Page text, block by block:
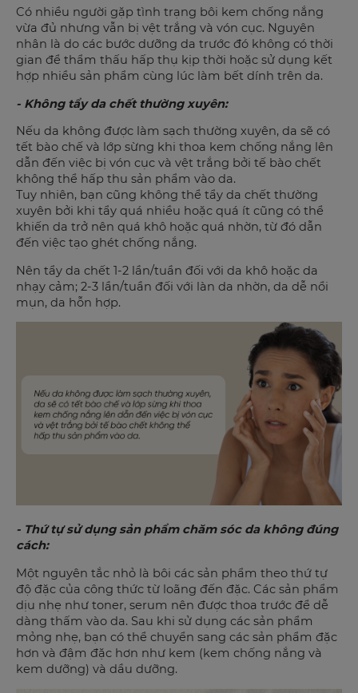
Có nhiều người gặp tình trạng bôi kem chống nắng
vừa đủ nhưng vẫn bị vệt trắng và vón cục. Nguyên
nhân là do các bước dưỡng da trước đó không có thời
gian để thẩm thấu hấp thụ kịp thời hoặc sử dụng kết
hợp nhiều sản phẩm cùng lúc làm bết dính trên da.
- Không tẩy da chết thường xuyên:
Nếu da không được làm sạch thường xuyên, da sẽ có
tết bào chế và lớp sừng khi thoa kem chống nắng lên
dẫn đến việc bị vón cục và vệt trắng bởi tế bào chết
không thể hấp thu sản phẩm vào da.
Tuy nhiên, bạn cũng không thể tẩy da chết thường
xuyên bởi khi tẩy quá nhiều hoặc quá ít cũng có thể
khiến da trở nên quá khô hoặc quá nhờn, từ đó dẫn
đến việc tạo ghét chống nắng.
Nên tẩy da chết 1-2 lần/tuần đối với da khô hoặc da
nhạy cảm; 2-3 lần/tuần đối với làn da nhờn, da dễ nổi
mụn, da hỗn hợp.
- Thứ tự sử dụng sản phẩm chăm sóc da không đúng
cách:
Một nguyên tắc nhỏ là bôi các sản phẩm theo thứ tự
độ đặc của công thức từ loãng đến đặc. Các sản phẩm
dịu nhẹ như toner, serum nên được thoa trước để dễ
dàng thấm vào da. Sau khi sử dụng các sản phẩm
mỏng nhẹ, bạn có thể chuyển sang các sản phẩm đặc
hơn và đậm đặc hơn như kem (kem chống nắng và
kem dưỡng) và dầu dưỡng.